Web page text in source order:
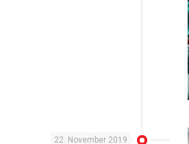
22. November 2019